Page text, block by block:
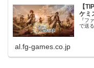
【
ケミ
『フ
で送
al.fg-games.co.jp